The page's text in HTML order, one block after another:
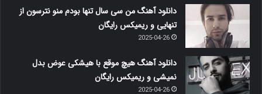
دانلود آهنگ من سی سال تنها بودم منو نترسون از
تنهایی و ریمیکس رایگان
2025-04-26
دانلود آهنگ هیچ موقع با هیشکی عوض بدل
نمیشی و ریمیکس رایگان
2025-04-26